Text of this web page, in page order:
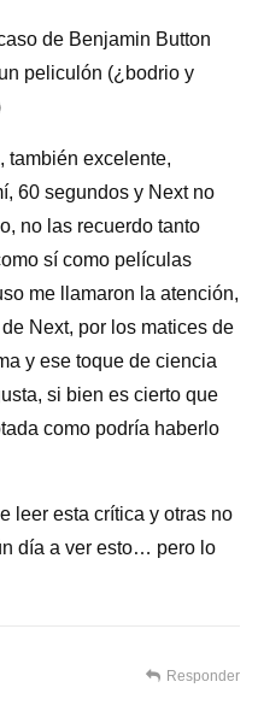
de Benjamin Button
peliculón (¿bodrio y
también excelente,
60 segundos y Next no
no las recuerdo tanto
sí como películas
me llamaron la atención,
Next, por los matices de
y ese toque de ciencia
si bien es cierto que
como podría haberlo
leer esta crítica y otras no
día a ver esto… pero lo
Responder